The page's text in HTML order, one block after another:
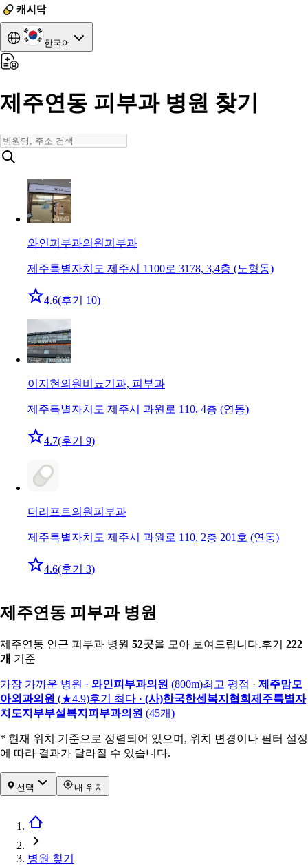
한국어
제주연동 피부과 병원 찾기
와인피부과의원 피부과
제주특별자치도 제주시 1100로 3178, 3,4층 (노형동)
4.6(후기 10)
이지현의원 비뇨기과, 피부과
제주특별자치도 제주시 과원로 110, 4층 (연동)
4.7(후기 9)
더리프트의원 피부과
제주특별자치도 제주시 과원로 110, 2층 201호 (연동)
4.6(후기 3)
제주연동 피부과 병원
제주연동 인근 피부과 병원 52곳을 모아 보여드립니다.후기
222
개 기준
가장 가까운 병원 · 와인피부과의원 (800m)최고 평점 · 제주맘모
아외과의원 (★4.9)후기 최다 · (사)한국한센복지협회제주특별자
치도지부부설복지피부과의원 (45개)
* 현재 위치 기준으로 정렬되어 있으며, 위치 변경이나 필터 설정
에 따라 결과가 달라질 수 있습니다.
선택 내 위치
병원 찾기